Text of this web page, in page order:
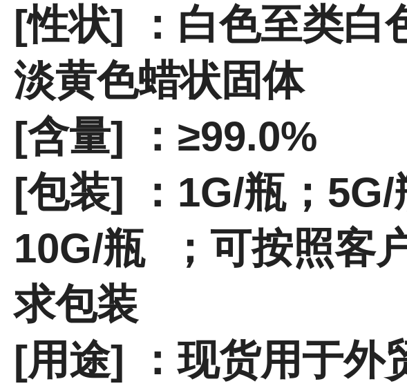
[性状] ：白色至类白
淡黄色蜡状固体
[含量] ：≥99.0%
[包装] ： 1G/瓶；5G/
10G/瓶； 可按照客
求包装
[用途] ：现货用于外